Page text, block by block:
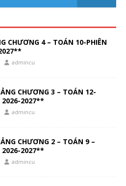
CHƯƠNG 4 – TOÁN 10-PHIÊN
admincu
CHƯƠNG 3 – TOÁN 12-
2026-2027**
admincu
CHƯƠNG 2 – TOÁN 9 –
2026-2027**
admincu